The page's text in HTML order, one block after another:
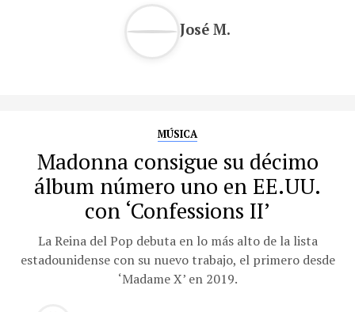
José M.
MÚSICA
Madonna consigue su décimo
álbum número uno en EE.UU.
con ‘Confessions II’
La Reina del Pop debuta en lo más alto de la lista
estadounidense con su nuevo trabajo, el primero desde
‘Madame X’ en 2019.